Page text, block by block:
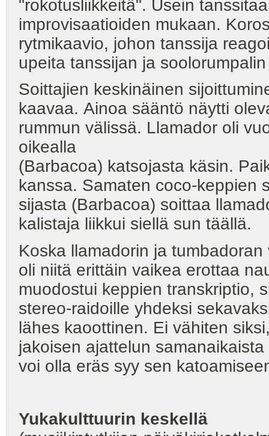
"rokotusliikkeitä". Usein
improvisaatioiden mukaan.
rytmikaavio, johon tanssija
upeita tanssijan ja
Soittajien keskinäinen
kaavaa. Ainoa sääntö näytti
rummun välissä. Llamador oli
oikealla
(Barbacoa) katsojasta käsin.
kanssa. Samaten coco-keppien
sijasta (Barbacoa) soittaa
kalistaja liikkui siellä sun täällä.
Koska llamadorin ja
oli niitä erittäin vaikea erottaa
muodostui keppien transkriptio,
stereo-raidoille yhdeksi
lähes kaoottinen. Ei vähiten
jakoisen ajattelun
voi olla eräs syy sen
Yukakulttuurin keskellä